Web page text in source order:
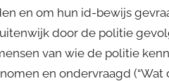
en om hun id-bewijs
door de politie
van wie de politie
en ondervraagd (“Wat